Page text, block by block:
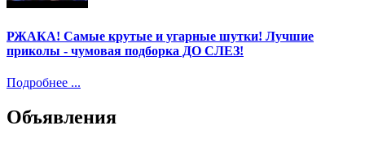
РЖАКА! Самые крутые и угарные шутки! Лучшие
приколы - чумовая подборка ДО СЛЕЗ!
Подробнее ...
Объявления